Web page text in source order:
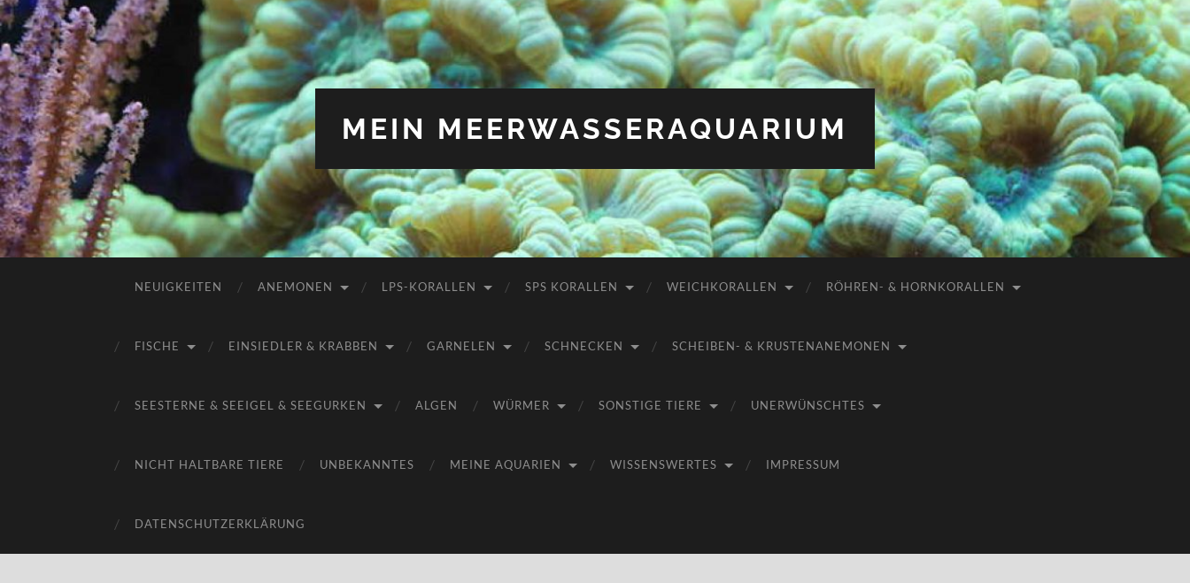
MEIN MEERWASSERAQUARIUM
NEUIGKEITEN ANEMONEN LPS-KORALLEN SPS KORALLEN WEICHKORALLEN RÖHREN- & HORNKORALLEN
FISCHE EINSIEDLER & KRABBEN GARNELEN SCHNECKEN SCHEIBEN- & KRUSTENANEMONEN
SEESTERNE & SEEIGEL & SEEGURKEN ALGEN WÜRMER SONSTIGE TIERE UNERWÜNSCHTES
NICHT HALTBARE TIERE UNBEKANNTES MEINE AQUARIEN WISSENSWERTES IMPRESSUM
DATENSCHUTZERKLÄRUNG